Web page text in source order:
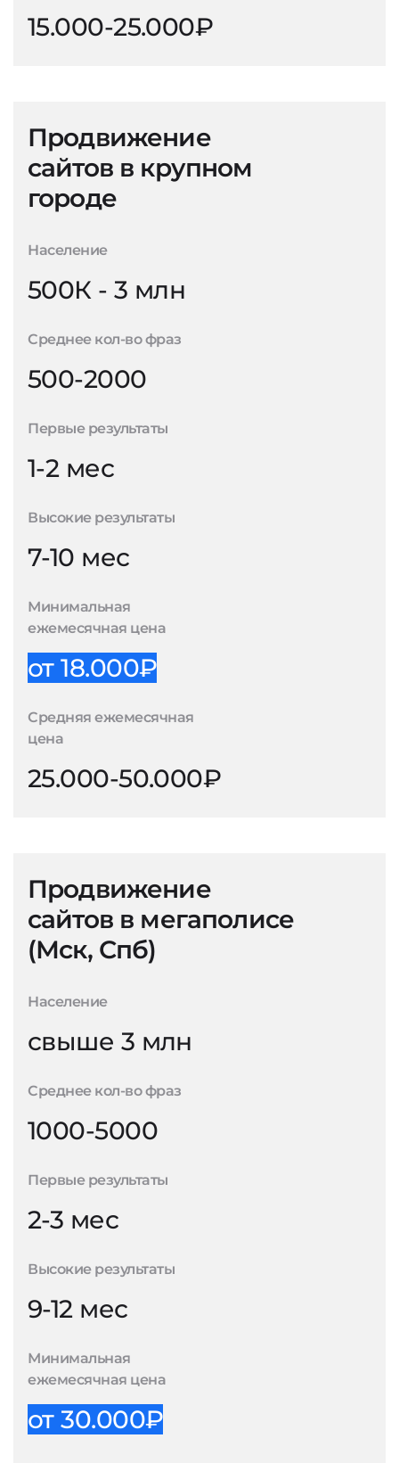
15.000-25.000₽
Продвижение
сайтов в крупном
городе
Население
500К - 3 млн
Среднее кол-во фраз
500-2000
Первые результаты
1-2 мес
Высокие результаты
7-10 мес
Минимальная
ежемесячная цена
от 18.000₽
Средняя ежемесячная
цена
25.000-50.000₽
Продвижение
сайтов в мегаполисе
(Мск, Спб)
Население
свыше 3 млн
Среднее кол-во фраз
1000-5000
Первые результаты
2-3 мес
Высокие результаты
9-12 мес
Минимальная
ежемесячная цена
от 30.000₽